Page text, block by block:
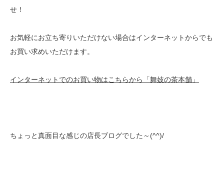
せ！
お気軽にお立ち寄りいただけない場合はインターネットからでも
お買い求めいただけます。
インターネットでのお買い物はこちらから「舞妓の茶本舗」
ちょっと真面目な感じの店長ブログでした～(^^)/